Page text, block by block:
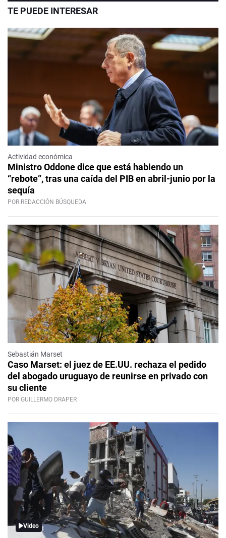
TE PUEDE INTERESAR
Actividad económica
Ministro Oddone dice que está habiendo un
“rebote”, tras una caída del PIB en abril-junio por la
sequía
POR REDACCIÓN BÚSQUEDA
Sebastián Marset
Caso Marset: el juez de EE.UU. rechaza el pedido
del abogado uruguayo de reunirse en privado con
su cliente
POR GUILLERMO DRAPER
Video